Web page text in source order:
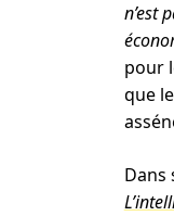
n’est
pour
que
Dans